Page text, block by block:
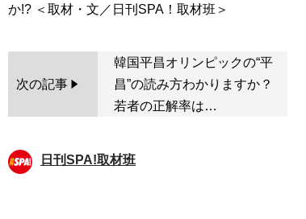
次の記事
韓国平昌オリンピックの“平
昌”の読み方わかりますか？
若者の正解率は…
日刊SPA!取材班